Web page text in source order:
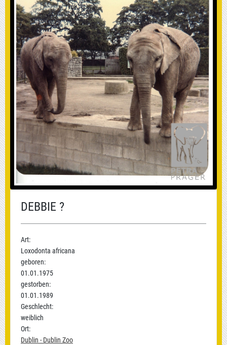
DEBBIE ?
Art:
Loxodonta africana
geboren:
01.01.1975
gestorben:
01.01.1989
Geschlecht:
weiblich
Ort:
Dublin - Dublin Zoo